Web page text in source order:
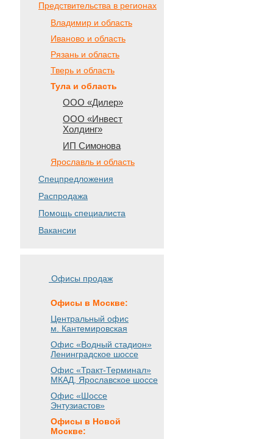
Предствительства в регионах
Владимир и область
Иваново и область
Рязань и область
Тверь и область
Тула и область
ООО «Дилер»
ООО «Инвест
Холдинг»
ИП Симонова
Ярославль и область
Спецпредложения
Распродажа
Помощь специалиста
Вакансии
Офисы продаж
Офисы в Москве:
Центральный офис
м. Кантемировская
Офис «Водный стадион»
Ленинградское шоссе
Офис «Тракт-Терминал»
МКАД, Ярославское шоссе
Офис «Шоссе
Энтузиастов»
Офисы в Новой
Москве: